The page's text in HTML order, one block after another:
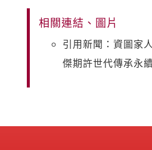
相關連結、圖片
引用新聞：資圖家
傑期許世代傳承永